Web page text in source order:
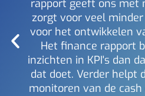
rapport geeft ons met
zorgt voor veel
voor het ontwikkelen
Het finance rapport
inzichten in KPI's dan
dat doet. Verder helpt
monitoren van de cash